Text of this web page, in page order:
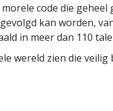
code die geheel
kan worden,
in meer dan 110
wereld zien die veilig